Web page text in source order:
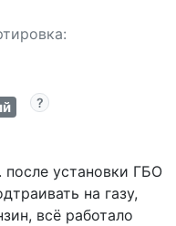
после установки ГБО
на газу,
всё работало